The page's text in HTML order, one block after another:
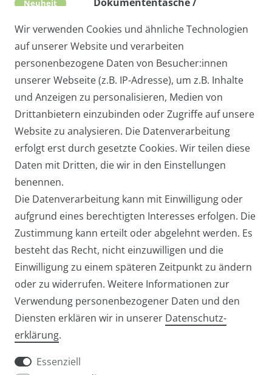
Neuheit
Leder, Made in Italy
109,00 € *
Neuheit
Handy-Umhängetasche TAMRA /
Abendtasche / Cross-Over mit
echtem Stierfell
ab 27,95 € *
Widerrufs­formular
Wir verwenden Cookies und ähnliche Technologien
auf unserer Website und verarbeiten
personenbezogene Daten von Besucher:innen
unserer Webseite (z.B. IP-Adresse), um z.B. Inhalte
und Anzeigen zu personalisieren, Medien von
Drittanbietern einzubinden oder Zugriffe auf unsere
Website zu analysieren. Die Datenverarbeitung
erfolgt erst durch gesetzte Cookies. Wir teilen diese
Daten mit Dritten, die wir in den Einstellungen
benennen.
Die Datenverarbeitung kann mit Einwilligung oder
aufgrund eines berechtigten Interesses erfolgen. Die
Zustimmung kann erteilt oder abgelehnt werden. Es
besteht das Recht, nicht einzuwilligen und die
Einwilligung zu einem späteren Zeitpunkt zu ändern
oder zu widerrufen. Weitere Informationen zur
Verwendung personenbezogener Daten und den
Diensten erklären wir in unserer Daten­schutz­
erklärung.
Essenziell